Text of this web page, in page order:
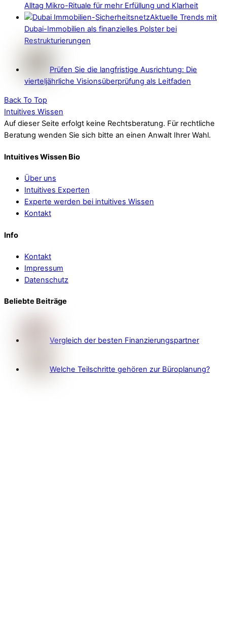
Alltag Mikro-Rituale für mehr Erfüllung und Klarheit
Aktuelle Trends mit
Dubai-Immobilien als finanzielles Polster bei
Restrukturierungen
Prüfen Sie die langfristige Ausrichtung: Die
vierteljährliche Visionsüberprüfung als Leitfaden
Back To Top
Intuitives Wissen
Auf dieser Seite erfolgt keine Rechtsberatung. Für rechtliche
Beratung wenden Sie sich bitte an einen Anwalt Ihrer Wahl.
Intuitives Wissen Bio
Über uns
Intuitives Experten
Experte werden bei intuitives Wissen
Kontakt
Info
Kontakt
Impressum
Datenschutz
Beliebte Beiträge
Vergleich der besten Finanzierungspartner
Welche Teilschritte gehören zur Büroplanung?